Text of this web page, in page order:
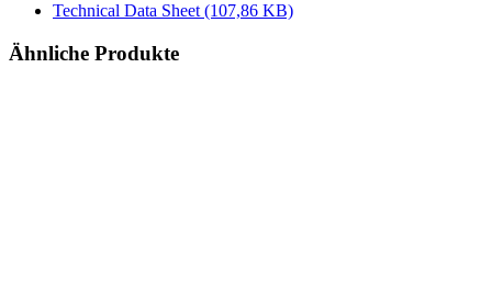
Technical Data Sheet (107,86 KB)
Ähnliche Produkte